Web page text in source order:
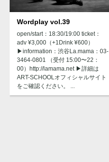
Wordplay vol.39
open/start：18:30/19:00 ticket：
adv ¥3,000（+1Drink ¥600）
▶︎information：渋谷La.mama：03-
3464-0801 （受付 15:00〜22：
00）http://lamama.net ▶︎詳細は
ART-SCHOOLオフィシャルサイト
をご確認ください。 ...